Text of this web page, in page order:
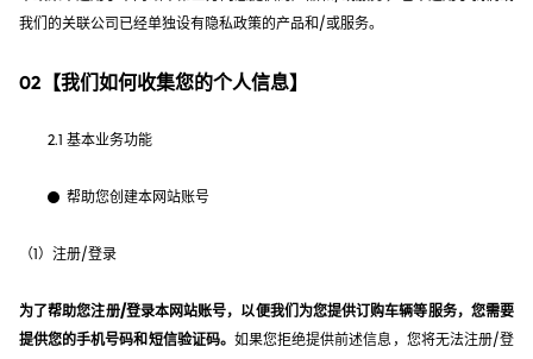
我们的关联公司已经单独设有隐私政策的产品和/或服务。
02【我们如何收集您的个人信息】
2.1 基本业务功能
帮助您创建本网站账号
（1）注册/登录
为了帮助您注册/登录本网站账号，以便我们为您提供订购车辆等服务，您需要
提供您的手机号码和短信验证码。 如果您拒绝提供前述信息，您将无法注册/登